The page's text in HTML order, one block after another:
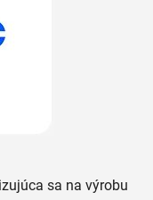
sa na výrobu